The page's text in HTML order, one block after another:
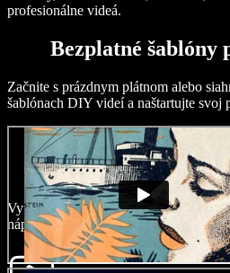
profesionálne videá.
Bezplatné šablóny
Začnite s prázdnym plátnom alebo
šablónach DIY videí a naštartujte svoj
Ako vytvoriť DIY
Využite silu DIY tvorcu videí
nápady už za pár minút.